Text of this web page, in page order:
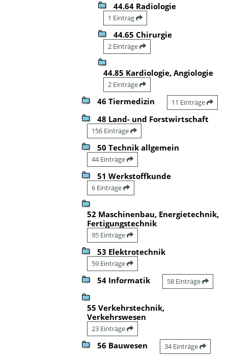
44.64 Radiologie
1 Eintrag
44.65 Chirurgie
2 Einträge
44.85 Kardiologie, Angiologie
2 Einträge
46 Tiermedizin 11 Einträge
48 Land- und Forstwirtschaft
156 Einträge
50 Technik allgemein
44 Einträge
51 Werkstoffkunde
6 Einträge
52 Maschinenbau, Energietechnik,
Fertigungstechnik
95 Einträge
53 Elektrotechnik
59 Einträge
54 Informatik 58 Einträge
55 Verkehrstechnik,
Verkehrswesen
23 Einträge
56 Bauwesen 34 Einträge